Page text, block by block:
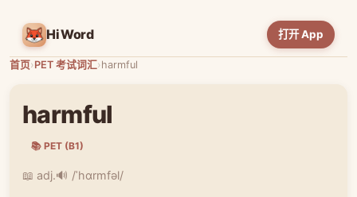
HiWord 打开 App
首页›PET 考试词汇›harmful
harmful
📚 PET (B1)
📖 adj.🔊 /ˈhɑrmfəl/